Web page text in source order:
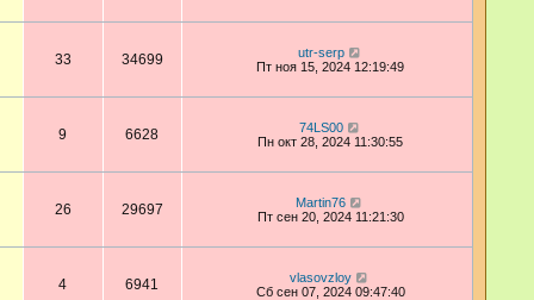
33 34699
utr-serp
Пт ноя 15, 2024 12:19:49
9 6628
74LS00
Пн окт 28, 2024 11:30:55
26 29697
Martin76
Пт сен 20, 2024 11:21:30
4 6941
vlasovzloy
Сб сен 07, 2024 09:47:40